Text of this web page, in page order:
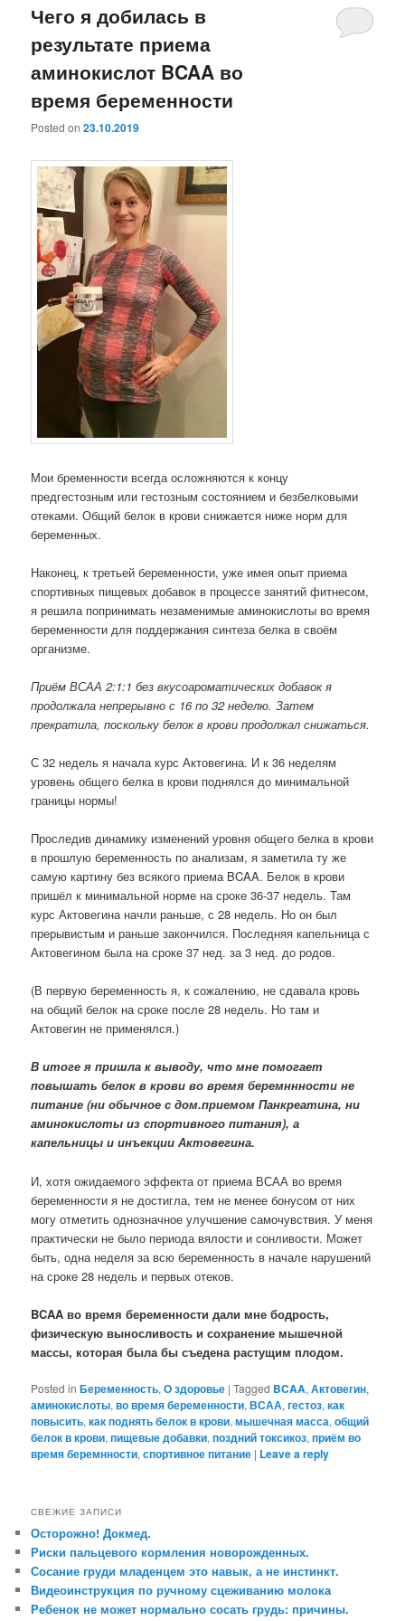
Чего я добилась в
результате приема
аминокислот BCAA во
время беременности
Posted on23.10.2019
Мои бременности всегда осложняются к концу
предгестозным или гестозным состоянием и безбелковыми
отеками. Общий белок в крови снижается ниже норм для
беременных.
Наконец, к третьей беременности, уже имея опыт приема
спортивных пищевых добавок в процессе занятий фитнесом,
я решила попринимать незаменимые аминокислоты во время
беременности для поддержания синтеза белка в своём
организме.
Приём ВСАА 2:1:1 без вкусоароматических добавок я
продолжала непрерывно с 16 по 32 неделю. Затем
прекратила, поскольку белок в крови продолжал снижаться.
С 32 недель я начала курс Актовегина. И к 36 неделям
уровень общего белка в крови поднялся до минимальной
границы нормы!
Проследив динамику изменений уровня общего белка в крови
в прошлую беременность по анализам, я заметила ту же
самую картину без всякого приема BCAA. Белок в крови
пришёл к минимальной норме на сроке 36-37 недель. Там
курс Актовегина начли раньше, с 28 недель. Но он был
прерывистым и раньше закончился. Последняя капельница с
Актовегином была на сроке 37 нед. за 3 нед. до родов.
(В первую беременность я, к сожалению, не сдавала кровь
на общий белок на сроке после 28 недель. Но там и
Актовегин не применялся.)
В итоге я пришла к выводу, что мне помогает
повышать белок в крови во время беремннности не
питание (ни обычное с дом.приемом Панкреатина, ни
аминокислоты из спортивного питания), а
капельницы и инъекции Актовегина.
И, хотя ожидаемого эффекта от приема ВСАА во время
беременности я не достигла, тем не менее бонусом от них
могу отметить однозначное улучшение самочувствия. У меня
практически не было периода вялости и сонливости. Может
быть, одна неделя за всю беременность в начале нарушений
на сроке 28 недель и первых отеков.
BCAA во время беременности дали мне бодрость,
физическую выносливость и сохранение мышечной
массы, которая была бы съедена растущим плодом.
Posted in Беременность,О здоровье |Tagged BCAA,Актовегин,
аминокислоты,во время беременности,ВСАА,гестоз,как
повысить,как поднять белок в крови,мышечная масса,общий
белок в крови,пищевые добавки,поздний токсикоз,приём во
время беремнности,спортивное питание | Leave a reply
СВЕЖИЕ ЗАПИСИ
Осторожно! Докмед.
Риски пальцевого кормления новорожденных.
Сосание груди младенцем это навык, а не инстинкт.
Видеоинструкция по ручному сцеживанию молока
Ребенок не может нормально сосать грудь: причины.